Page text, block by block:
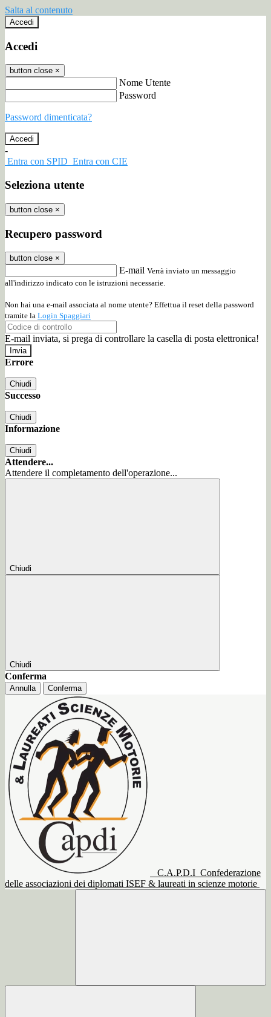
Salta al contenuto
Accedi
Accedi
button close ×
Nome Utente
Password
Password dimenticata?
-
Entra con SPID Entra con CIE
Seleziona utente
button close ×
Recupero password
button close ×
E-mail Verrà inviato un messaggio
all'indirizzo indicato con le istruzioni necessarie.
Non hai una e-mail associata al nome utente? Effettua il reset della password
tramite la Login Spaggiari
E-mail inviata, si prega di controllare la casella di posta elettronica!
Errore
Chiudi
Successo
Chiudi
Informazione
Chiudi
Attendere...
Attendere il completamento dell'operazione...
Chiudi
Chiudi
Conferma
Annulla Conferma
C.A.P.D.I Confederazione
delle associazioni dei diplomati ISEF & laureati in scienze motorie